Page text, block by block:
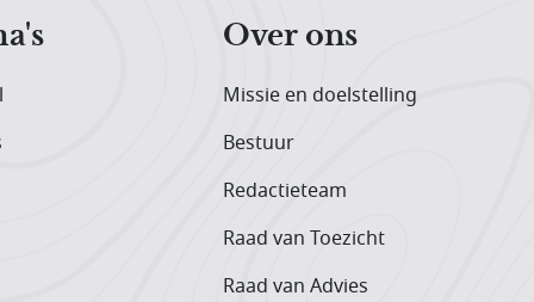
Over ons
Missie en doelstelling
Bestuur
Redactieteam
Raad van Toezicht
Raad van Advies